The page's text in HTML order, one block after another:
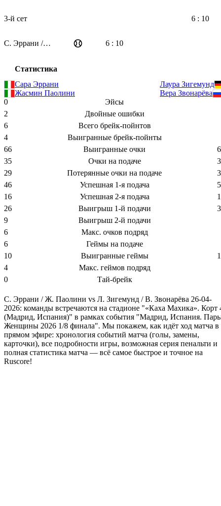
3-й сет 6 : 10
С. Эррани / Ж. Паолини 6 : 10
Статистика
Сара Эррани
Жасмин Паолини
Лаура Зигемунд
Вера Звонарёва
0
Эйсы
2
Двойные ошибки
6
Всего брейк-пойнтов
4
Выигранные брейк-пойнты
66
Выигранные очки
35
Очки на подаче
29
Потерянные очки на подаче
46
Успешная 1-я подача
16
Успешная 2-я подача
26
Выигрыш 1-й подачи
9
Выигрыш 2-й подачи
6
Макс. очков подряд
6
Геймы на подаче
10
Выигранные геймы
4
Макс. геймов подряд
0
Тай-брейк
С. Эррани / Ж. Паолини vs Л. Зигемунд / В. Звонарёва 26-04-
2026: команды встречаются на стадионе "«Каха Махика». Корт
(Мадрид, Испания)" в рамках события "Мадрид, Испания.
Женщины 2026 1/8 финала". Мы покажем, как идёт ход матча в
прямом эфире: хронология событий матча (голы, замены,
карточки), все подробности игры, возможная серия пенальти и
полная статистика матча — всё самое быстрое и точное на
Ruscore!